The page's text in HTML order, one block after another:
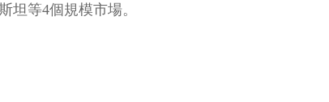
坦等4個規模市場。